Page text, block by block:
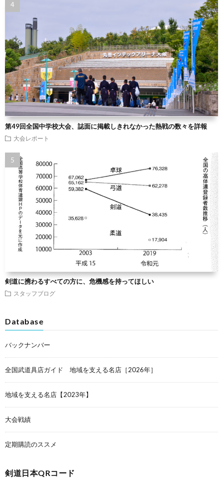
第49回全国中学校大会、誌面に掲載しきれなかった熱戦の数々を詳報
大会レポート
剣道に携わるすべての方に、危機感を持ってほしい
スタッフブログ
Database
バックナンバー
全国武道具店ガイド 地域を支える名店［2026年］
地域を支える名店【2023年】
大会戦績
定期購読のススメ
剣道日本QRコード